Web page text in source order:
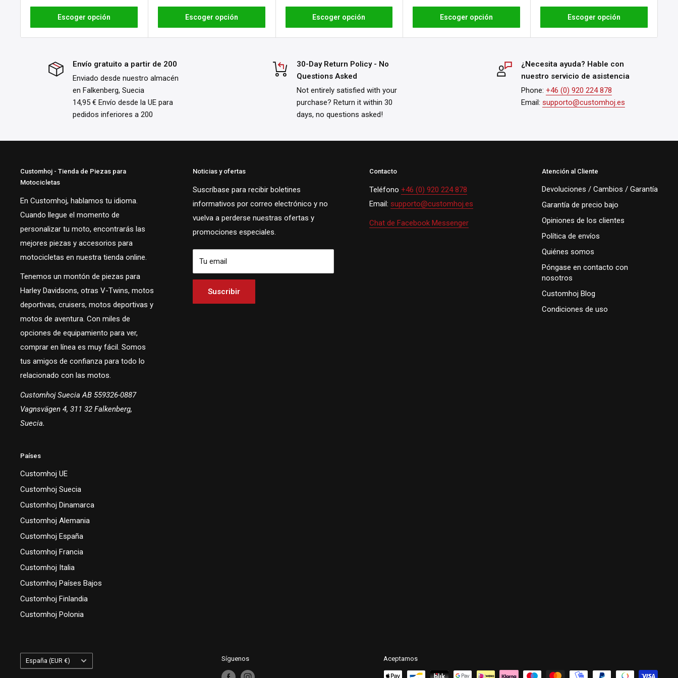
Escoger opción Escoger opción Escoger opción Escoger opción Escoger opción
Envío gratuito a partir de 200
Enviado desde nuestro almacén
en Falkenberg, Suecia
14,95 € Envío desde la UE para
pedidos inferiores a 200
30-Day Return Policy - No
Questions Asked
Not entirely satisfied with your
purchase? Return it within 30
days, no questions asked!
¿Necesita ayuda? Hable con
nuestro servicio de asistencia
Phone: +46 (0) 920 224 878
Email: supporto@customhoj.es
Customhoj - Tienda de Piezas para
Motocicletas
En Customhoj, hablamos tu idioma.
Cuando llegue el momento de
personalizar tu moto, encontrarás las
mejores piezas y accesorios para
motocicletas en nuestra tienda online.
Tenemos un montón de piezas para
Harley Davidsons, otras V-Twins, motos
deportivas, cruisers, motos deportivas y
motos de aventura. Con miles de
opciones de equipamiento para ver,
comprar en línea es muy fácil. Somos
tus amigos de confianza para todo lo
relacionado con las motos.
Customhoj Suecia AB 559326-0887
Vagnsvägen 4, 311 32 Falkenberg,
Suecia.
Noticias y ofertas
Suscríbase para recibir boletines
informativos por correo electrónico y no
vuelva a perderse nuestras ofertas y
promociones especiales.
Tu email
Suscribir
Contacto
Teléfono +46 (0) 920 224 878
Email: supporto@customhoj.es
Chat de Facebook Messenger
Atención al Cliente
Devoluciones / Cambios / Garantía
Garantía de precio bajo
Opiniones de los clientes
Política de envíos
Quiénes somos
Póngase en contacto con
nosotros
Customhoj Blog
Condiciones de uso
Países
Customhoj UE
Customhoj Suecia
Customhoj Dinamarca
Customhoj Alemania
Customhoj España
Customhoj Francia
Customhoj Italia
Customhoj Países Bajos
Customhoj Finlandia
Customhoj Polonia
País/región
España (EUR €) Síguenos Aceptamos